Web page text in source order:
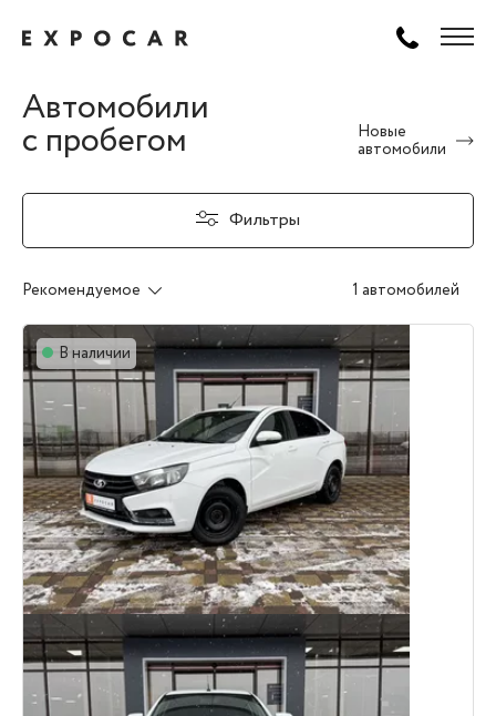
Автомобили
с пробегом
Новые
автомобили
Фильтры
Рекомендуемое 1 автомобилей
В наличии